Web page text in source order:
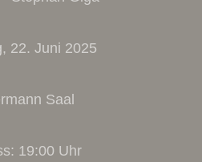
22. Juni 2025
Saal
19:00 Uhr